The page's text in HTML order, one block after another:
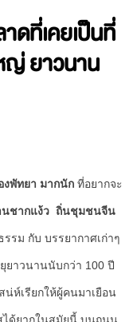
ดที่เคยเป็นที่
ญ่ ยาวนาน
งพัทยา มากนัก ที่อยากจะ
ชากแง้ว ถิ่นชุมชนจีน
รม กับ บรรยากาศเก่าๆ
ยาวนานนับกว่า 100 ปี
น่ห์เรียกให้ผู้คนมาเยือน